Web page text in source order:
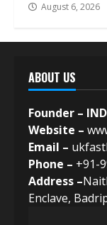
August 6, 2026
ABOUT US
Founder –
Website –
Email –
Phone – +91-
Address –
Enclave,